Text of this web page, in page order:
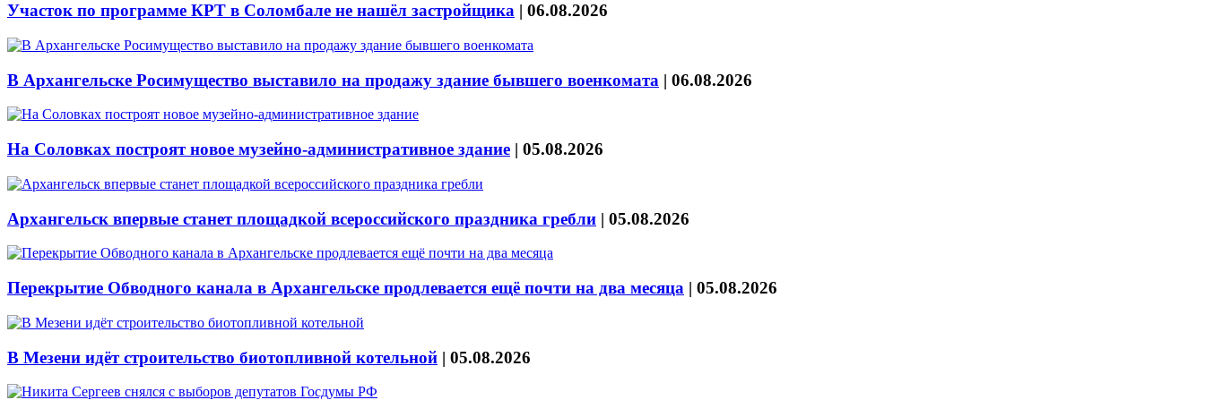
Участок по программе КРТ в Соломбале не нашёл застройщика | 06.08.2026
В Архангельске Росимущество выставило на продажу здание бывшего военкомата | 06.08.2026
На Соловках построят новое музейно-административное здание | 05.08.2026
Архангельск впервые станет площадкой всероссийского праздника гребли | 05.08.2026
Перекрытие Обводного канала в Архангельске продлевается ещё почти на два месяца | 05.08.2026
В Мезени идёт строительство биотопливной котельной | 05.08.2026